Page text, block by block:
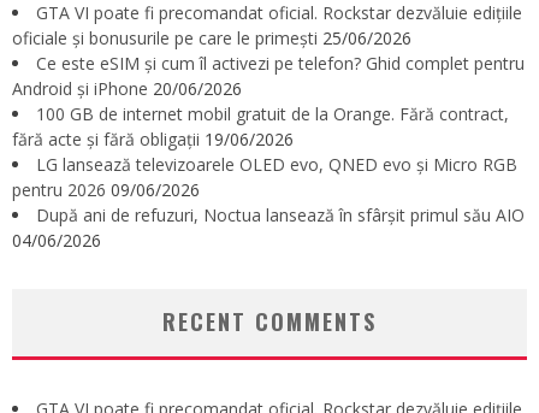
GTA VI poate fi precomandat oficial. Rockstar dezvăluie edițiile
oficiale și bonusurile pe care le primești 25/06/2026
Ce este eSIM și cum îl activezi pe telefon? Ghid complet pentru
Android și iPhone 20/06/2026
100 GB de internet mobil gratuit de la Orange. Fără contract,
fără acte și fără obligații 19/06/2026
LG lansează televizoarele OLED evo, QNED evo și Micro RGB
pentru 2026 09/06/2026
După ani de refuzuri, Noctua lansează în sfârșit primul său AIO
04/06/2026
RECENT COMMENTS